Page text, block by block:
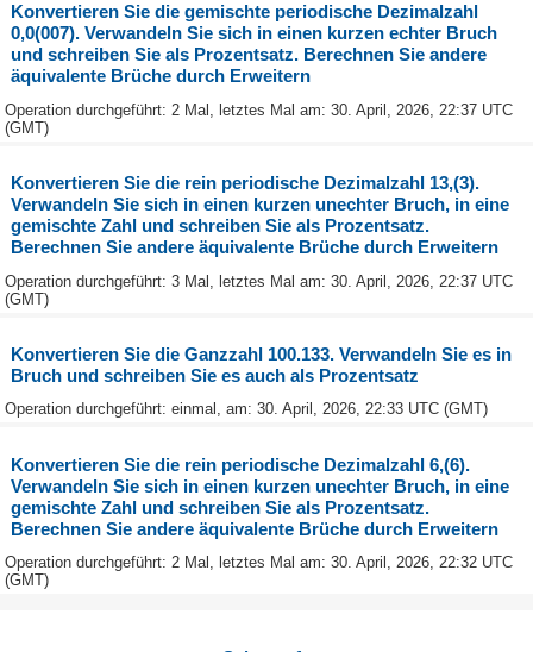
Konvertieren Sie die gemischte periodische Dezimalzahl
0,0(007). Verwandeln Sie sich in einen kurzen echter Bruch
und schreiben Sie als Prozentsatz. Berechnen Sie andere
äquivalente Brüche durch Erweitern
Operation durchgeführt: 2 Mal, letztes Mal am: 30. April, 2026, 22:37 UTC
(GMT)
Konvertieren Sie die rein periodische Dezimalzahl 13,(3).
Verwandeln Sie sich in einen kurzen unechter Bruch, in eine
gemischte Zahl und schreiben Sie als Prozentsatz.
Berechnen Sie andere äquivalente Brüche durch Erweitern
Operation durchgeführt: 3 Mal, letztes Mal am: 30. April, 2026, 22:37 UTC
(GMT)
Konvertieren Sie die Ganzzahl 100.133. Verwandeln Sie es in
Bruch und schreiben Sie es auch als Prozentsatz
Operation durchgeführt: einmal, am: 30. April, 2026, 22:33 UTC (GMT)
Konvertieren Sie die rein periodische Dezimalzahl 6,(6).
Verwandeln Sie sich in einen kurzen unechter Bruch, in eine
gemischte Zahl und schreiben Sie als Prozentsatz.
Berechnen Sie andere äquivalente Brüche durch Erweitern
Operation durchgeführt: 2 Mal, letztes Mal am: 30. April, 2026, 22:32 UTC
(GMT)